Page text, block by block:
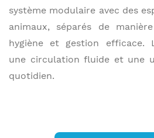
système modulaire avec des
animaux, séparés de
hygiène et gestion efficace.
une circulation fluide et une
quotidien.